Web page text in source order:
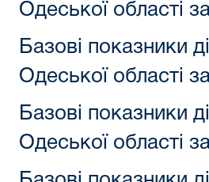
Одеської області
Базові показники
Одеської області
Базові показники
Одеської області